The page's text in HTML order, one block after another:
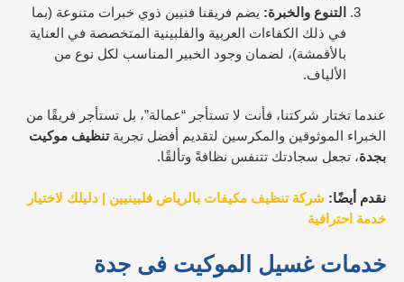
التنوع والخبرة: يضم فريقنا فنيين ذوي خبرات متنوعة (بما
في ذلك الكفاءات العربية والفلبينية المتخصصة في العناية
بالأقمشة)، لضمان وجود الخبير المناسب لكل نوع من
الألياف.
عندما تختار شركتنا، فأنت لا تستأجر “عمالة”، بل تستأجر فريقًا من
الخبراء الموثوقين والمكرسين لتقديم أفضل تجربةتنظيف موكيت
بجدة، تجعل سجادتك تتنفس نظافةً وتألقًا.
نقدم أيضًا: شركة تنظيف مكيفات بالرياض فلبينيين | دليلك لاختيار
خدمة احترافية
خدمات غسيل الموكيت فى جدة